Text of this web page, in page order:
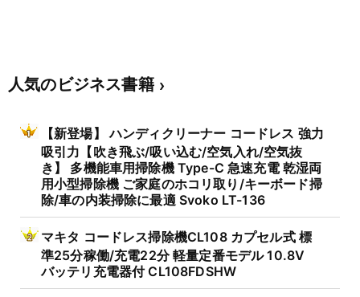
人気のビジネス書籍
【新登場】 ハンディクリーナー コードレス 強力
吸引力【吹き飛ぶ/吸い込む/空気入れ/空気抜
き】 多機能車用掃除機 Type-C 急速充電 乾湿両
用小型掃除機 ご家庭のホコリ取り/キーボード掃
除/車の内装掃除に最適 Svoko LT-136
マキタ コードレス掃除機CL108 カプセル式 標
準25分稼働/充電22分 軽量定番モデル 10.8V
バッテリ充電器付 CL108FDSHW